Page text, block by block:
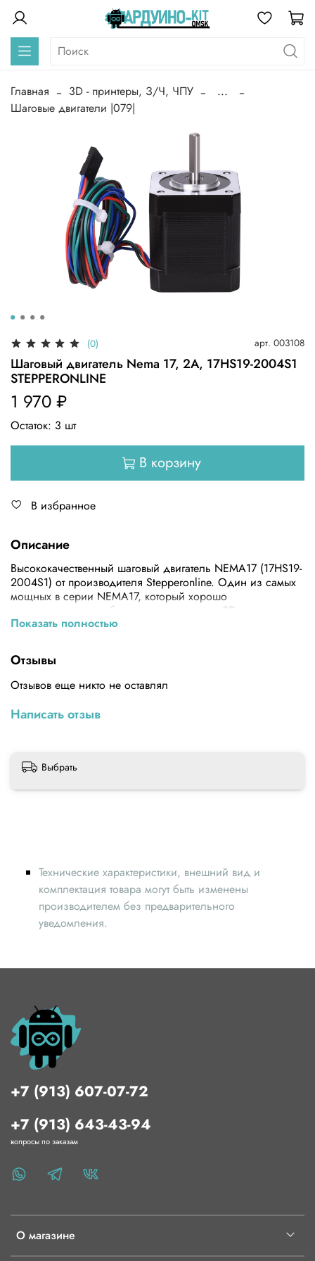
Главная 3D - принтеры, З/Ч, ЧПУ
...
Шаговые двигатели |079|
(0) арт. 003108
Шаговый двигатель Nema 17, 2А, 17HS19-2004S1
STEPPERONLINE
1 970 ₽
Остаток: 3 шт
В корзину
В избранное
Описание
Высококачественный шаговый двигатель NEMA17 (17HS19-
2004S1) от производителя Stepperonline. Один из самых
мощных в серии NEMA17, который хорошо
зарекомендовал себя в конструировании 3D-принтеров и
станков ЧПУ.Популярная модель. Большой момент
1.8Момент Удержания(Нсм): 59Момент Удержания(oz.in):
84Индуктивность фазы (мГн): 3Сопротивление фазы (ом):
1.4Номинальный Ток(A): 2Расстояние между отверстиями
для фиксации (мм): 31Диапазон рабочих температур (°С) :
-10... +50Диаметр вала(мм): 5Длина Вала(мм):
24Количество проводов: 4Длина провода(мм):
Показать полностью
Отзывы
Отзывов еще никто не оставлял
Написать отзыв
Выбрать
Технические характеристики, внешний вид и
комплектация товара могут быть изменены
производителем без предварительного
уведомления.
О магазине
+7 (913) 607-07-72
+7 (913) 643-43-94
вопросы по заказам